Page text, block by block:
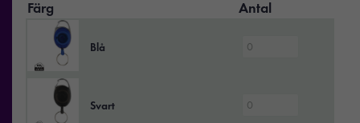
Färg Antal
Blå
Svart